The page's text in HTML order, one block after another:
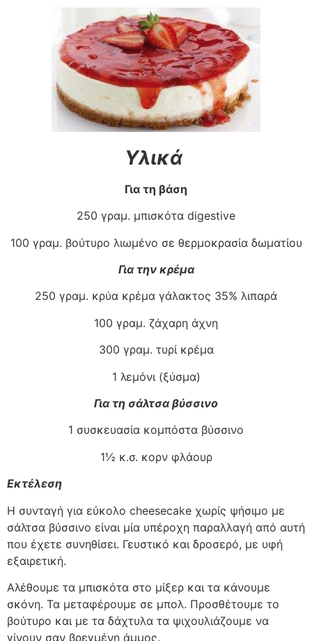
Υλικά
Για τη βάση
250 γραμ. μπισκότα digestive
100 γραμ. βούτυρο λιωμένο σε θερμοκρασία δωματίου
Για την κρέμα
250 γραμ. κρύα κρέμα γάλακτος 35% λιπαρά
100 γραμ. ζάχαρη άχνη
300 γραμ. τυρί κρέμα
1 λεμόνι (ξύσμα)
Για τη σάλτσα βύσσινο
1 συσκευασία κομπόστα βύσσινο
1½ κ.σ. κορν φλάουρ
Εκτέλεση
Η συνταγή για εύκολο cheesecake χωρίς ψήσιμο με
σάλτσα βύσσινο είναι μία υπέροχη παραλλαγή από αυτή
που έχετε συνηθίσει. Γευστικό και δροσερό, με υφή
εξαιρετική.
Αλέθουμε τα μπισκότα στο μίξερ και τα κάνουμε
σκόνη. Τα μεταφέρουμε σε μπολ. Προσθέτουμε το
βούτυρο και με τα δάχτυλα τα ψιχουλιάζουμε να
γίνουν σαν βρεγμένη άμμος.